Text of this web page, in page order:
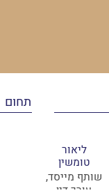
ליאור
טומשין
שותף מייסד,